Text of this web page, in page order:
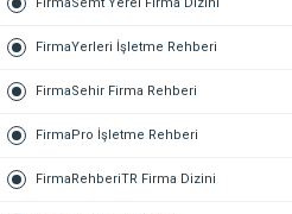
FirmaYerleri İşletme Rehberi
FirmaSehir Firma Rehberi
FirmaPro İşletme Rehberi
FirmaRehberiTR Firma Dizini